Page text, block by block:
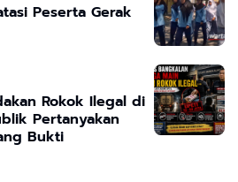
Peserta Gerak
Rokok Ilegal di
Pertanyakan
Bukti